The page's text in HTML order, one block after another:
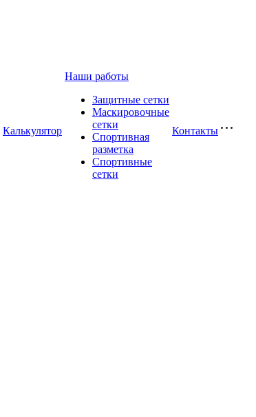
Калькулятор
Наши работы
Защитные сетки
Маскировочные
сетки
Спортивная
разметка
Спортивные
сетки
Контакты